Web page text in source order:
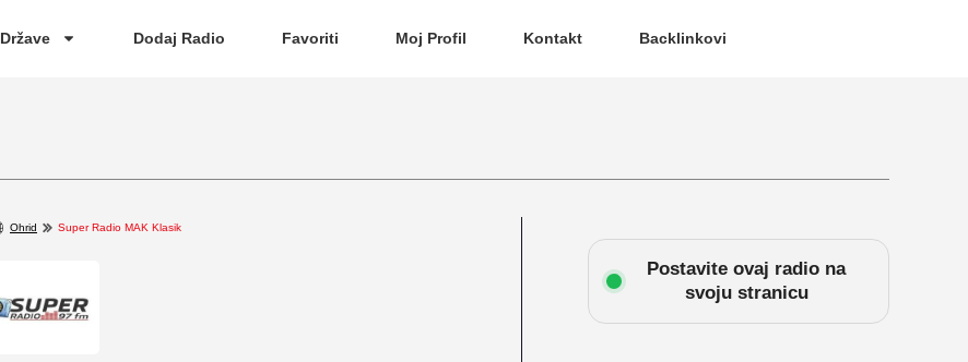
Države Dodaj Radio Favoriti Moj Profil Kontakt Backlinkovi
Ohrid Super Radio MAK Klasik
Postavite ovaj radio na
svoju stranicu